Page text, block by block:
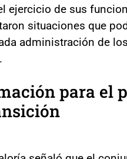
ejercicio de sus
situaciones que
administración de
para el